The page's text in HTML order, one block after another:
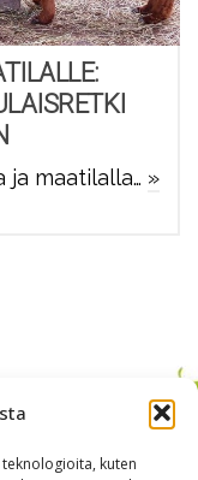
kuten
ja maatilalla… »